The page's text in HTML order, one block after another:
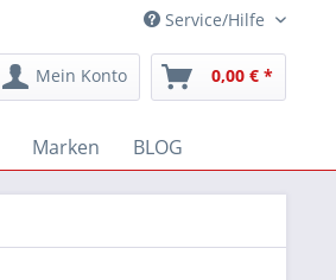
Service/Hilfe
Mein Konto 0,00 € *
Marken BLOG